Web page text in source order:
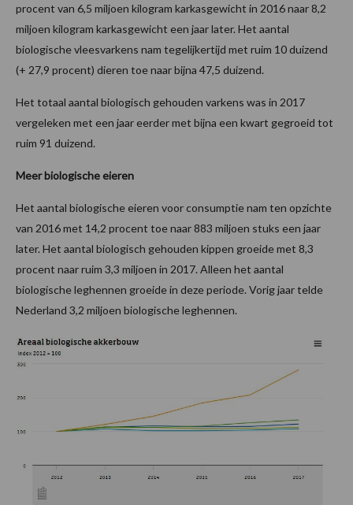
procent van 6,5 miljoen kilogram karkasgewicht in 2016 naar 8,2
miljoen kilogram karkasgewicht een jaar later. Het aantal
biologische vleesvarkens nam tegelijkertijd met ruim 10 duizend
(+ 27,9 procent) dieren toe naar bijna 47,5 duizend.
Het totaal aantal biologisch gehouden varkens was in 2017
vergeleken met een jaar eerder met bijna een kwart gegroeid tot
ruim 91 duizend.
Meer biologische eieren
Het aantal biologische eieren voor consumptie nam ten opzichte
van 2016 met 14,2 procent toe naar 883 miljoen stuks een jaar
later. Het aantal biologisch gehouden kippen groeide met 8,3
procent naar ruim 3,3 miljoen in 2017. Alleen het aantal
biologische leghennen groeide in deze periode. Vorig jaar telde
Nederland 3,2 miljoen biologische leghennen.